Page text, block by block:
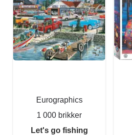
Eurographics
1 000 brikker
Let's go fishing